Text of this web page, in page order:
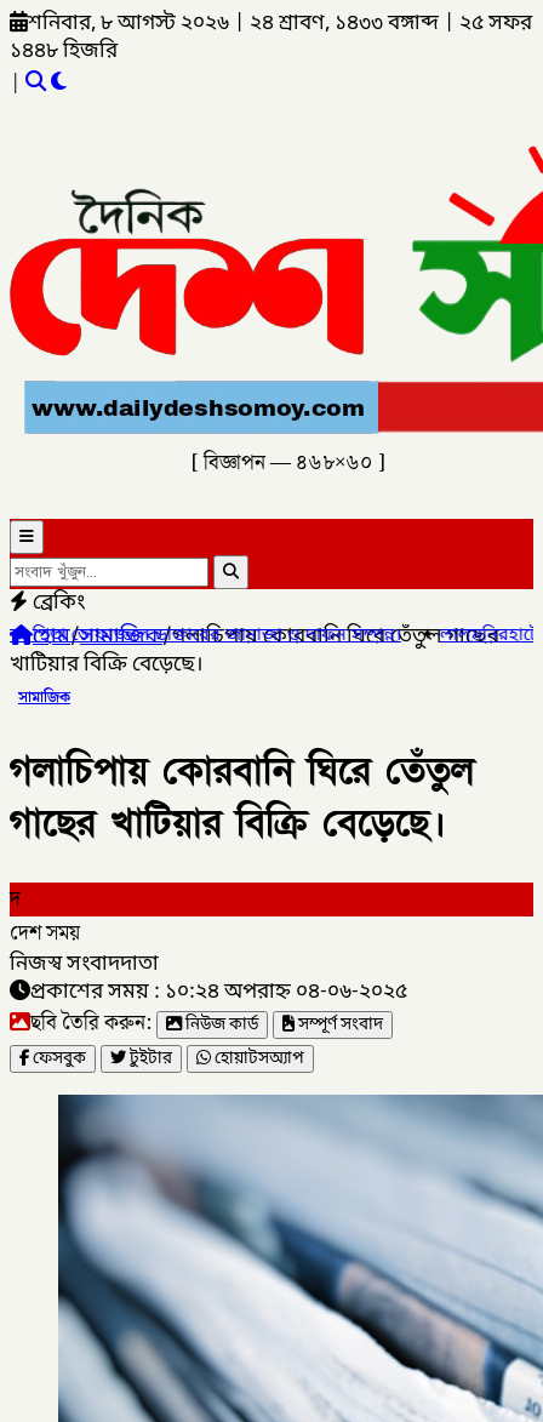
শনিবার, ৮ আগস্ট ২০২৬ ২৪ শ্রাবণ, ১৪৩৩ বঙ্গাব্দ
২৫ সফর
১৪৪৮ হিজরি
|
[ বিজ্ঞাপন — ৪৬৮×৬০ ]
ব্রেকিং
ডাক্তারের জানাজা ও দাফন সম্পন্ন।✦লালমনিরহাটের ৫ উপজেলার
হোম/সামাজিক/গলাচিপায় কোরবানি ঘিরে তেঁতুল গাছের
খাটিয়ার বিক্রি বেড়েছে।
সামাজিক
গলাচিপায় কোরবানি ঘিরে তেঁতুল
গাছের খাটিয়ার বিক্রি বেড়েছে।
দ
দেশ সময়
নিজস্ব সংবাদদাতা
প্রকাশের সময় : ১০:২৪ অপরাহ্ন ০৪-০৬-২০২৫
ছবি তৈরি করুন: নিউজ কার্ড
সম্পূর্ণ সংবাদ
ফেসবুক
টুইটার হোয়াটসঅ্যাপ